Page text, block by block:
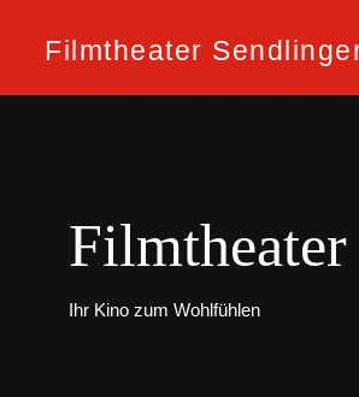
Filmtheater
Ihr Kino zum Wohlfühlen